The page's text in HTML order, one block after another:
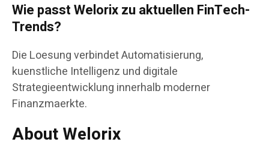
Wie passt Welorix zu aktuellen FinTech-
Trends?
Die Loesung verbindet Automatisierung,
kuenstliche Intelligenz und digitale
Strategieentwicklung innerhalb moderner
Finanzmaerkte.
About Welorix